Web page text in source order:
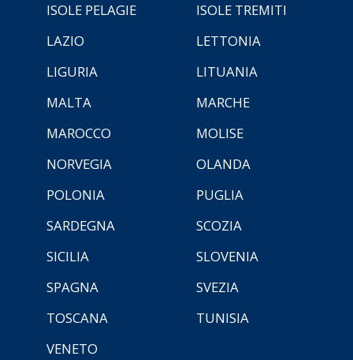
ISOLE PELAGIE
ISOLE TREMITI
LAZIO
LETTONIA
LIGURIA
LITUANIA
MALTA
MARCHE
MAROCCO
MOLISE
NORVEGIA
OLANDA
POLONIA
PUGLIA
SARDEGNA
SCOZIA
SICILIA
SLOVENIA
SPAGNA
SVEZIA
TOSCANA
TUNISIA
VENETO